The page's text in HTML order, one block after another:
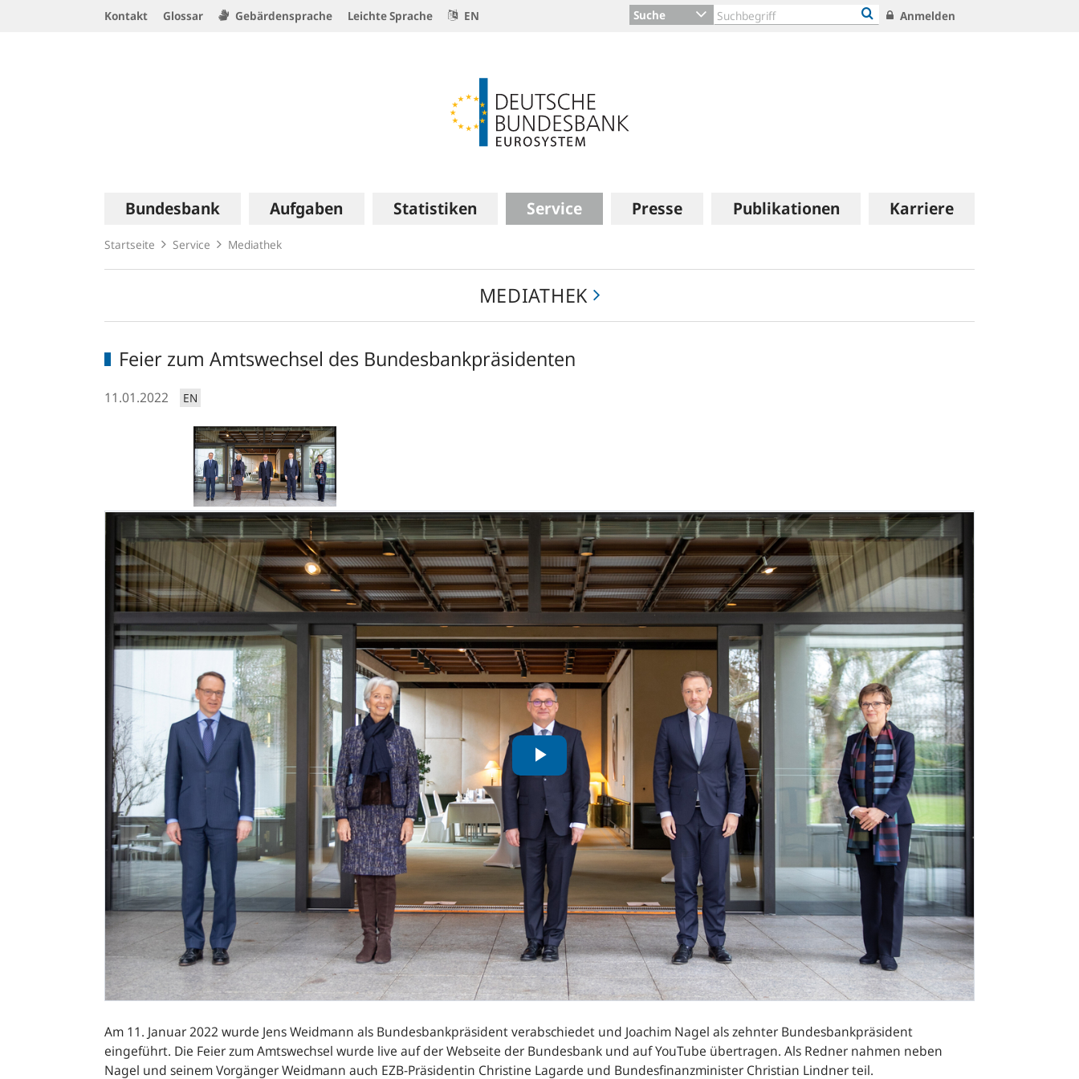
Kontakt Glossar Gebärdensprache Leichte Sprache EN Suche Anmelden
Hauptnavigation
Bundesbank Aufgaben Statistiken Service Presse Publikationen Karriere
Startseite Service Mediathek
MEDIATHEK
Feier zum Amtswechsel des Bundesbankpräsidenten
11.01.2022 EN
Am 11. Januar 2022 wurde Jens Weidmann als Bundesbankpräsident verabschiedet und Joachim Nagel als zehnter Bundesbankpräsident
eingeführt. Die Feier zum Amtswechsel wurde live auf der Webseite der Bundesbank und auf YouTube übertragen. Als Redner nahmen neben
Nagel und seinem Vorgänger Weidmann auch EZB-Präsidentin Christine Lagarde und Bundesfinanzminister Christian Lindner teil.